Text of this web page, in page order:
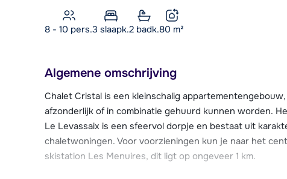
8 - 10 pers.3 slaapk.2 badk.80 m²
Algemene omschrijving
Chalet Cristal is een kleinschalig
afzonderlijk of in combinatie gehuurd kunnen worden.
Le Levassaix is een sfeervol dorpje en bestaat uit
chaletwoningen. Voor voorzieningen kun je naar het
skistation Les Menuires, dit ligt op ongeveer 1 km.